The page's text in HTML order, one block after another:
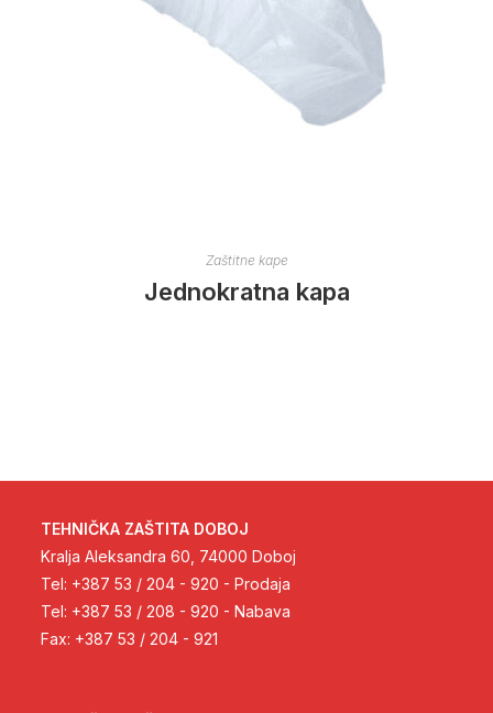
Zaštitne kape
Jednokratna kapa
TEHNIČKA ZAŠTITA DOBOJ
Kralja Aleksandra 60, 74000 Doboj
Tel: +387 53 / 204 - 920 - Prodaja
Tel: +387 53 / 208 - 920 - Nabava
Fax: +387 53 / 204 - 921